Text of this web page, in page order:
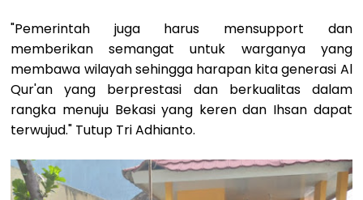
"Pemerintah juga harus mensupport dan
memberikan semangat untuk warganya yang
membawa wilayah sehingga harapan kita generasi Al
Qur'an yang berprestasi dan berkualitas dalam
rangka menuju Bekasi yang keren dan Ihsan dapat
terwujud." Tutup Tri Adhianto.